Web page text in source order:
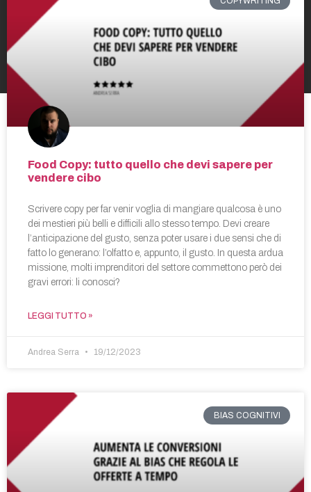
Food Copy: tutto quello che devi sapere per
vendere cibo
Scrivere copy per far venir voglia di mangiare qualcosa è uno
dei mestieri più belli e difficili allo stesso tempo. Devi creare
l’anticipazione del gusto, senza poter usare i due sensi che di
fatto lo generano: l’olfatto e, appunto, il gusto. In questa ardua
missione, molti imprenditori del settore commettono però dei
gravi errori: li conosci?
LEGGI TUTTO »
Andrea Serra 19/12/2023
BIAS COGNITIVI